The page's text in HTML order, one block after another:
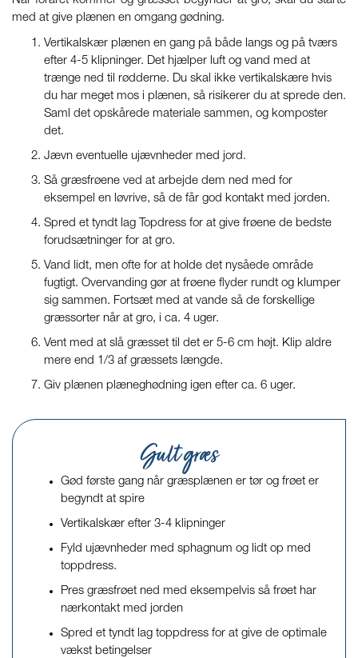
med at give plænen en omgang gødning.
Vertikalskær plænen en gang på både langs og på tværs
efter 4-5 klipninger. Det hjælper luft og vand med at
trænge ned til rødderne. Du skal ikke vertikalskære hvis
du har meget mos i plænen, så risikerer du at sprede den.
Saml det opskårede materiale sammen, og komposter
det.
Jævn eventuelle ujævnheder med jord.
Så græsfrøene ved at arbejde dem ned med for
eksempel en løvrive, så de får god kontakt med jorden.
Spred et tyndt lag Topdress for at give frøene de bedste
forudsætninger for at gro.
Vand lidt, men ofte for at holde det nysåede område
fugtigt. Overvanding gør at frøene flyder rundt og klumper
sig sammen. Fortsæt med at vande så de forskellige
græssorter når at gro, i ca. 4 uger.
Vent med at slå græsset til det er 5-6 cm højt. Klip aldre
mere end 1/3 af græssets længde.
Giv plænen plæneghødning igen efter ca. 6 uger.
Gult græs
Gød første gang når græsplænen er tør og frøet er
begyndt at spire
Vertikalskær efter 3-4 klipninger
Fyld ujævnheder med sphagnum og lidt op med
toppdress.
Pres græsfrøet ned med eksempelvis så frøet har
nærkontakt med jorden
Spred et tyndt lag toppdress for at give de optimale
vækst betingelser